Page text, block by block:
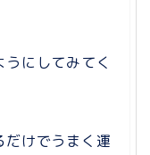
にしてみてく
けでうまく運